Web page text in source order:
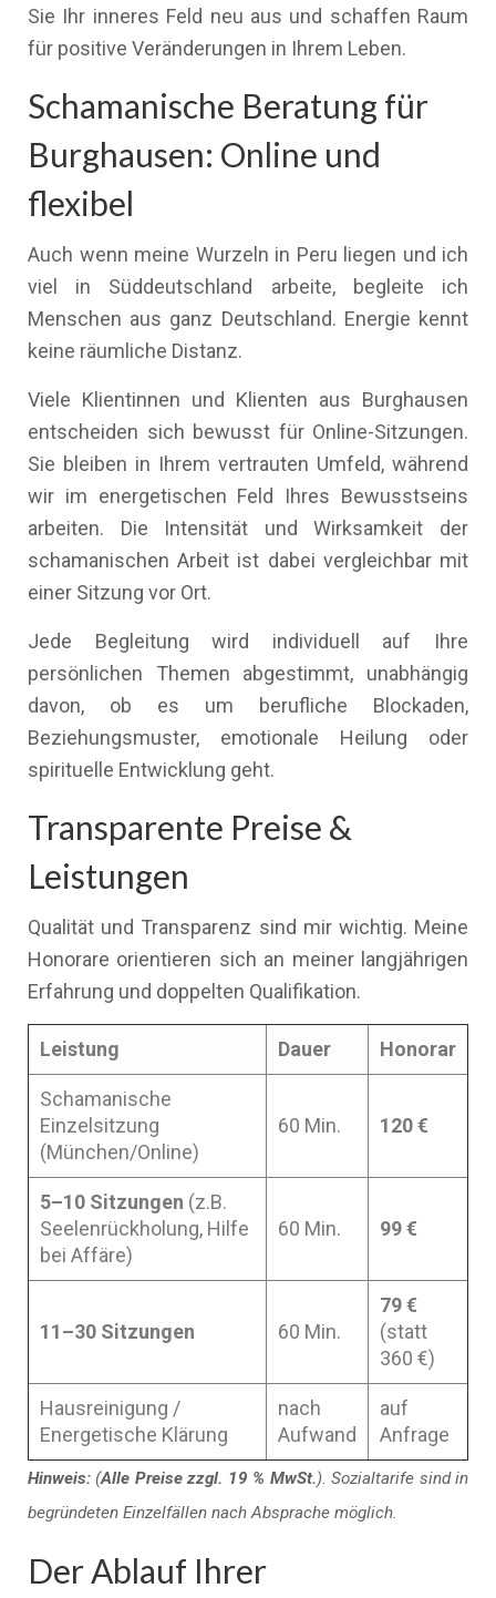
Sie Ihr inneres Feld neu aus und schaffen Raum
für positive Veränderungen in Ihrem Leben.
Schamanische Beratung für
Burghausen: Online und
flexibel
Auch wenn meine Wurzeln in Peru liegen und ich
viel in Süddeutschland arbeite, begleite ich
Menschen aus ganz Deutschland. Energie kennt
keine räumliche Distanz.
Viele Klientinnen und Klienten aus Burghausen
entscheiden sich bewusst für Online-Sitzungen.
Sie bleiben in Ihrem vertrauten Umfeld, während
wir im energetischen Feld Ihres Bewusstseins
arbeiten. Die Intensität und Wirksamkeit der
schamanischen Arbeit ist dabei vergleichbar mit
einer Sitzung vor Ort.
Jede Begleitung wird individuell auf Ihre
persönlichen Themen abgestimmt, unabhängig
davon, ob es um berufliche Blockaden,
Beziehungsmuster, emotionale Heilung oder
spirituelle Entwicklung geht.
Transparente Preise &
Leistungen
Qualität und Transparenz sind mir wichtig. Meine
Honorare orientieren sich an meiner langjährigen
Erfahrung und doppelten Qualifikation.
Leistung Dauer Honorar
Schamanische
Einzelsitzung
(München/Online)
60 Min. 120 €
5–10 Sitzungen (z.B.
Seelenrückholung, Hilfe
bei Affäre)
60 Min. 99 €
11–30 Sitzungen 60 Min.
79 €
(statt
360 €)
Hausreinigung /
Energetische Klärung
nach
Aufwand
auf
Anfrage
Hinweis: (Alle Preise zzgl. 19 % MwSt.). Sozialtarife sind in
begründeten Einzelfällen nach Absprache möglich.
Der Ablauf Ihrer